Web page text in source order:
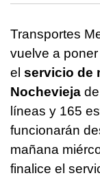
Transportes
vuelve a
el servicio de
Nochevieja
líneas y 165
funcionarán
mañana
finalice el